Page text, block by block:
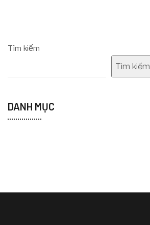
Tìm kiếm
Tìm kiếm
DANH MỤC